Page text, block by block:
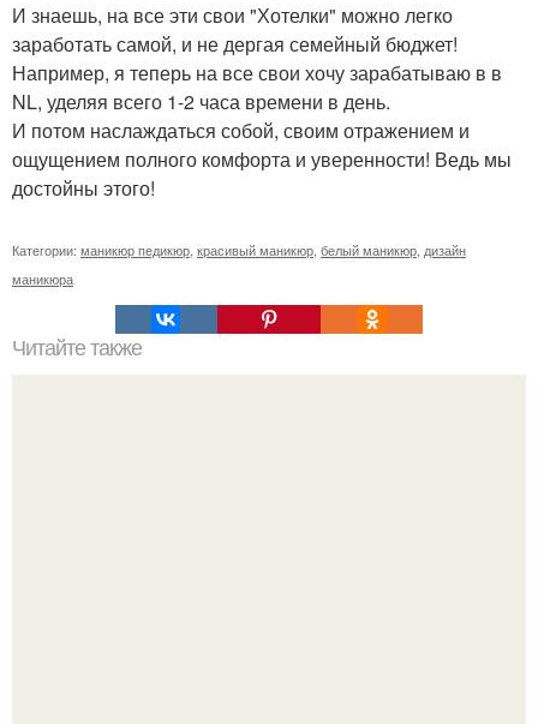
И знаешь, на все эти свои "Хотелки" можно легко
заработать самой, и не дергая семейный бюджет!
Например, я теперь на все свои хочу зарабатываю в в
NL, уделяя всего 1-2 часа времени в день.
И потом наслаждаться собой, своим отражением и
ощущением полного комфорта и уверенности! Ведь мы
достойны этого!
Категории: маникюр педикюр, красивый маникюр, белый маникюр, дизайн
маникюра
Читайте также